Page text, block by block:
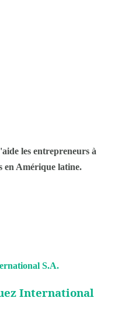
les entrepreneurs à
en Amérique latine.
International